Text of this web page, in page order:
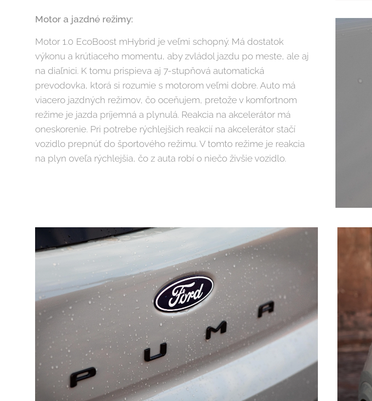
Motor a jazdné režimy:
Motor 1.0 EcoBoost mHybrid je veľmi schopný. Má dostatok
výkonu a krútiaceho momentu, aby zvládol jazdu po meste, ale aj
na diaľnici. K tomu prispieva aj 7-stupňová automatická
prevodovka, ktorá si rozumie s motorom veľmi dobre. Auto má
viacero jazdných režimov, čo oceňujem, pretože v komfortnom
režime je jazda príjemná a plynulá. Reakcia na akcelerátor má
oneskorenie. Pri potrebe rýchlejšich reakcií na akcelerátor stačí
vozidlo prepnúť do športového režimu. V tomto režime je reakcia
na plyn oveľa rýchlejšia, čo z auta robí o niečo živšie vozidlo.